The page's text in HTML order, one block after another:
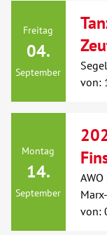
Veranstaltungen
Spenden
Karriere
Ausbildung
Freitag
04.
September
von:
Montag
14.
September
von: